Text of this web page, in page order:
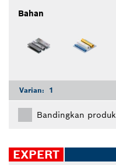
Bahan
Varian: 1
Bandingkan produk
EXPERT